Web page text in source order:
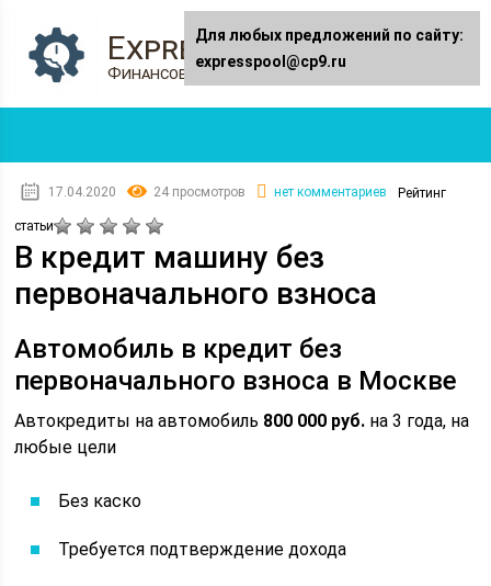
Expresspool.ru
Финансовый журнал
17.04.2020 24 просмотров нет комментариев Рейтинг
статьи
В кредит машину без
первоначального взноса
Автомобиль в кредит без
первоначального взноса в Москве
Автокредиты на автомобиль 800 000 руб. на 3 года, на
любые цели
Без каско
Требуется подтверждение дохода
Для любых предложений по сайту:
expresspool@cp9.ru